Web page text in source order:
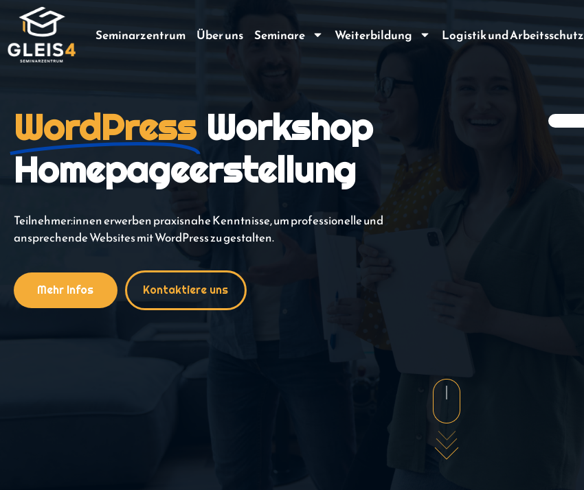
Seminarzentrum Über uns Seminare Weiterbildung Logistik und Arbeitsschutz
WordPress Workshop
Homepageerstellung
Teilnehmer:innen erwerben praxisnahe Kenntnisse, um professionelle und
ansprechende Websites mit WordPress zu gestalten.
Mehr Infos Kontaktiere uns